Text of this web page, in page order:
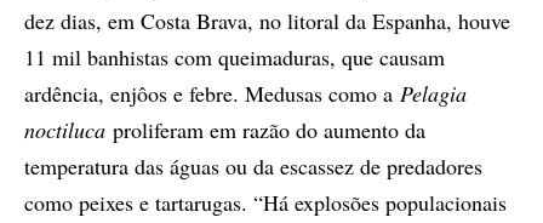
dez dias, em Costa Brava, no litoral da Espanha, houve
11 mil banhistas com queimaduras, que causam
ardência, enjôos e febre. Medusas como a Pelagia
noctiluca proliferam em razão do aumento da
temperatura das águas ou da escassez de predadores
como peixes e tartarugas. “Há explosões populacionais